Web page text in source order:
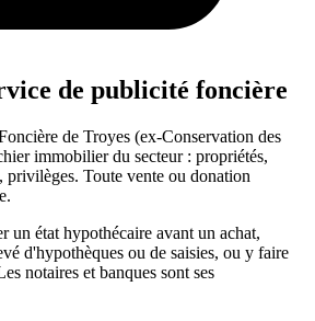
de publicité foncière
de Troyes (ex-Conservation des
immobilier du secteur : propriétés,
privilèges. Toute vente ou donation
un état hypothécaire avant un achat,
d'hypothèques ou de saisies, ou y faire
notaires et banques sont ses